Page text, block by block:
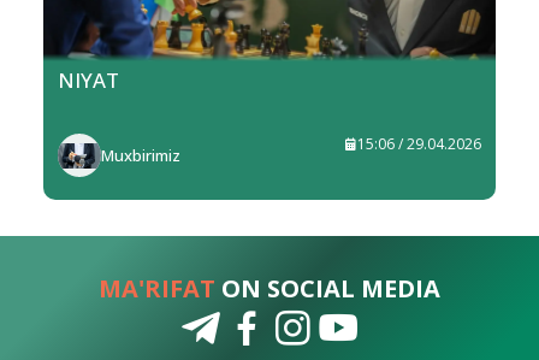
NIYAT
Muxbirimiz
15:06 / 29.04.2026
MA'RIFAT ON SOCIAL MEDIA